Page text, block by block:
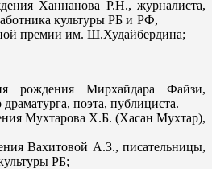
Ханнанова Р.Н., журналиста,
работника культуры РБ и РФ,
премии им. Ш.Худайбердина;
Мирхайдара Файзи,
поэта, публициста.
Мухтарова Х.Б. (Хасан Мухтар),
Вахитовой А.З., писательницы,
РБ;